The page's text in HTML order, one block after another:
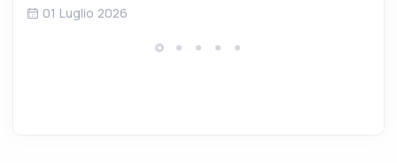
01 Luglio 2026